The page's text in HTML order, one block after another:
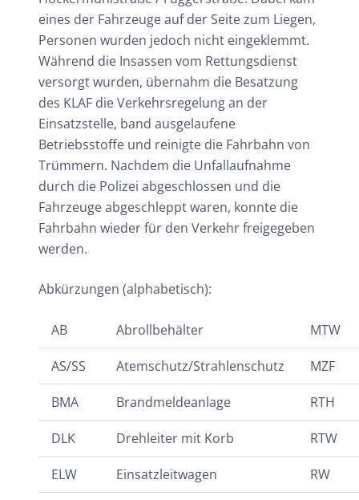
eines der Fahrzeuge auf der Seite zum Liegen,
Personen wurden jedoch nicht eingeklemmt.
Während die Insassen vom Rettungsdienst
versorgt wurden, übernahm die Besatzung
des KLAF die Verkehrsregelung an der
Einsatzstelle, band ausgelaufene
Betriebsstoffe und reinigte die Fahrbahn von
Trümmern. Nachdem die Unfallaufnahme
durch die Polizei abgeschlossen und die
Fahrzeuge abgeschleppt waren, konnte die
Fahrbahn wieder für den Verkehr freigegeben
werden.
Abkürzungen (alphabetisch):
AB Abrollbehälter MTW
AS/SS Atemschutz/Strahlenschutz MZF
BMA Brandmeldeanlage RTH
DLK Drehleiter mit Korb RTW
ELW Einsatzleitwagen RW